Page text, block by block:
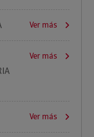
Ver más
Ver más
Ver más